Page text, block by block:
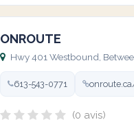
ONROUTE
Hwy 401 Westbound,
613-543-0771
(0 avis)